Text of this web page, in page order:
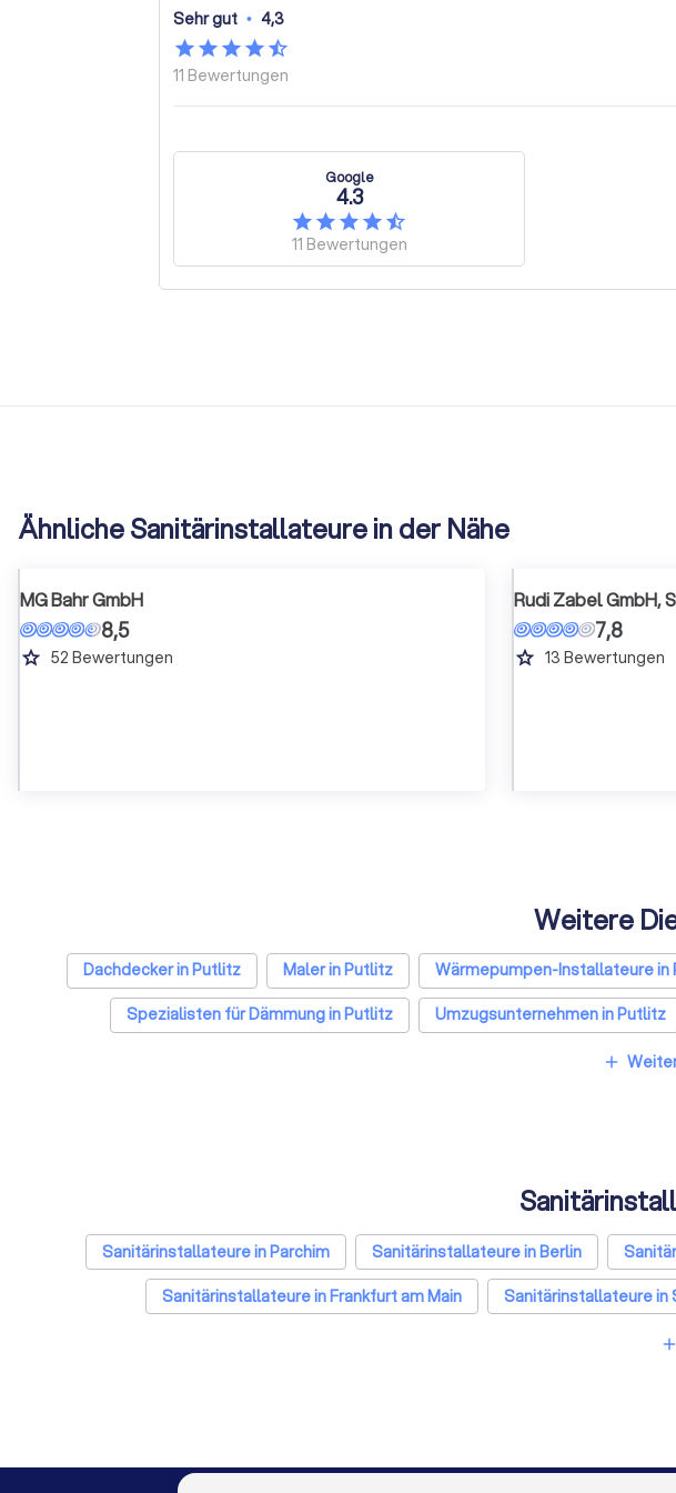
Sehr gut • 4,3
11 Bewertungen
Google
4.3
11 Bewertungen
Ähnliche Sanitärinstallateure in der Nähe
MG Bahr GmbH
8,5
grade 52 Bewertungen
Rudi Zabel GmbH,
7,8
grade 13 Bewertungen
Weitere
Dachdecker in Putlitz Maler in Putlitz Wärmepumpen-Installateure in
Spezialisten für Dämmung in Putlitz
Umzugsunternehmen in Putlitz
Fliesenleger in Putlitz
add
Sanitärinstallateure in Parchim Sanitärinstallateure in Berlin
Sanitärinstallateure in Frankfurt am Main
Sanitärinstallateure
add